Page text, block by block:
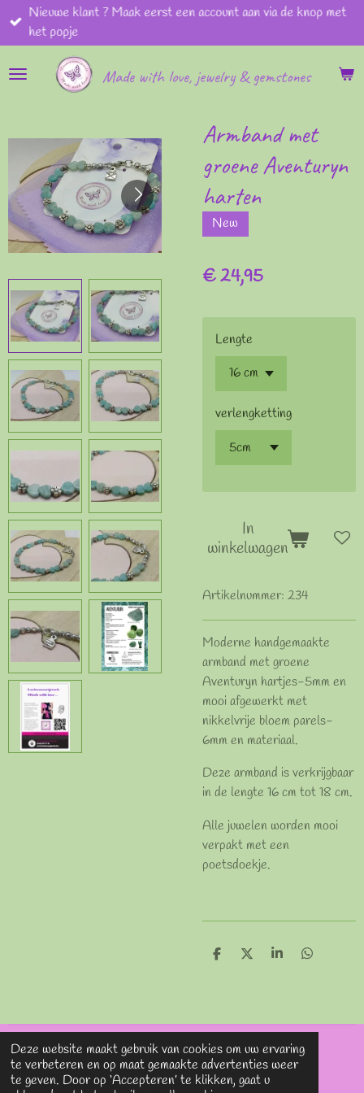
Deze website maakt gebruik van cookies om uw ervaring
te verbeteren en op maat gemaakte advertenties weer
te geven. Door op ‘Accepteren’ te klikken, gaat u
Ga
direct
de
hoofdinhoud
Made with love, jewelry & gemstones
Nieuwe klant ? Maak eerst een account aan via de knop met
het popje
Armband met
groene Aventuryn
harten
New
€ 24,95
Lengte
verlengketting
In
winkelwagen
Artikelnummer: 234
Moderne handgemaakte
armband met groene
Aventuryn hartjes-5mm en
mooi afgewerkt met
nikkelvrije bloem parels-
6mm en materiaal.
Deze armband is verkrijgbaar
in de lengte 16 cm tot 18 cm.
Alle juwelen worden mooi
verpakt met een
poetsdoekje.
D
D
S
D
© 2020 - 2026 Lavieenrosesjewels
Powered byJouwWeb